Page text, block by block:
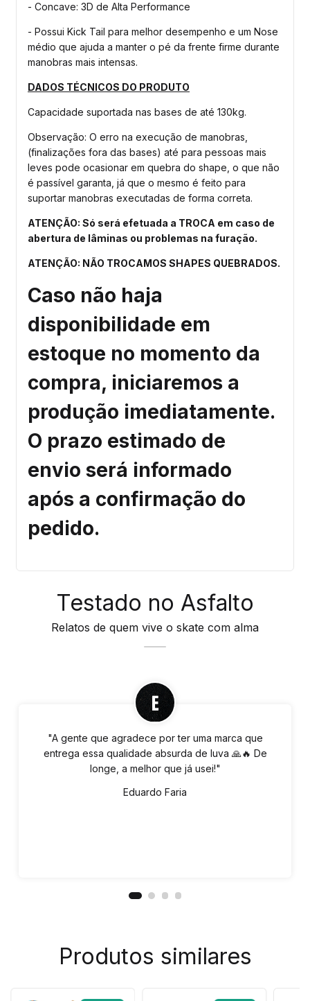
- Concave: 3D de Alta Performance
- Possui Kick Tail para melhor desempenho e um Nose
médio que ajuda a manter o pé da frente firme durante
manobras mais intensas.
DADOS TÉCNICOS DO PRODUTO
Capacidade suportada nas bases de até 130kg.
Observação: O erro na execução de manobras,
(finalizações fora das bases) até para pessoas mais
leves pode ocasionar em quebra do shape, o que não
é passível garanta, já que o mesmo é feito para
suportar manobras executadas de forma correta.
ATENÇÃO: Só será efetuada a TROCA em caso de
abertura de lâminas ou problemas na furação.
ATENÇÃO: NÃO TROCAMOS SHAPES QUEBRADOS.
Caso não haja
disponibilidade em
estoque no momento da
compra, iniciaremos a
produção imediatamente.
O prazo estimado de
envio será informado
após a confirmação do
pedido.
Testado no Asfalto
Relatos de quem vive o skate com alma
"A gente que agradece por ter uma marca que
entrega essa qualidade absurda de luva 🙏🔥 De
longe, a melhor que já usei!"
Eduardo Faria
Produtos similares